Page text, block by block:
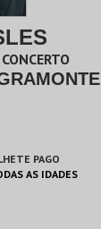
PAGO
AS IDADES